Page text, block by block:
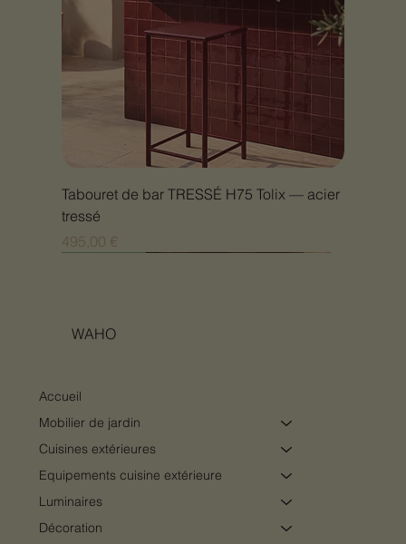
Tabouret de bar TRESSÉ H75 Tolix — acier
tressé
Prix
495,00 €
WAHO
Accueil
Mobilier de jardin
Cuisines extérieures
Equipements cuisine extérieure
Luminaires
Décoration